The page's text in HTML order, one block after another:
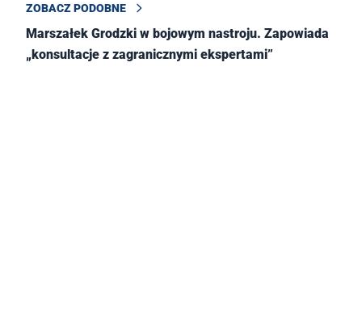
ZOBACZ PODOBNE
Marszałek Grodzki w bojowym nastroju. Zapowiada
„konsultacje z zagranicznymi ekspertami”